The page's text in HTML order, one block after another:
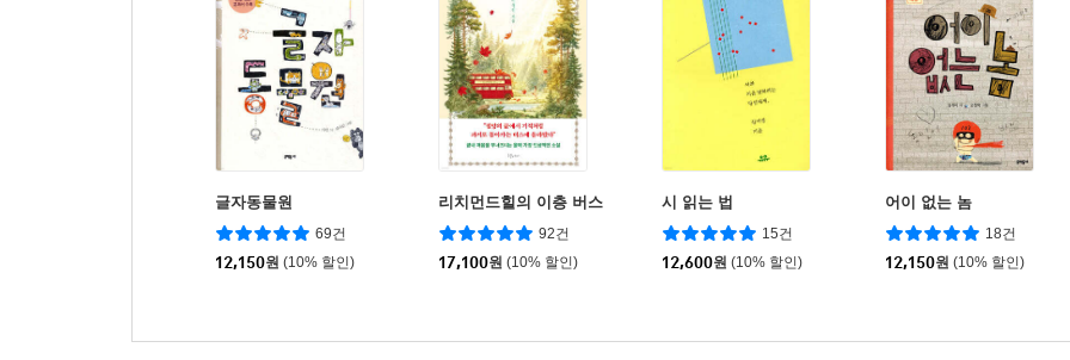
글자동물원
69건
12,150원 (10% 할인)
리치먼드힐의 이층 버스
92건
17,100원 (10% 할인)
시 읽는 법
15건
12,600원 (10% 할인)
어이 없는 놈
18건
12,150원 (10% 할인)